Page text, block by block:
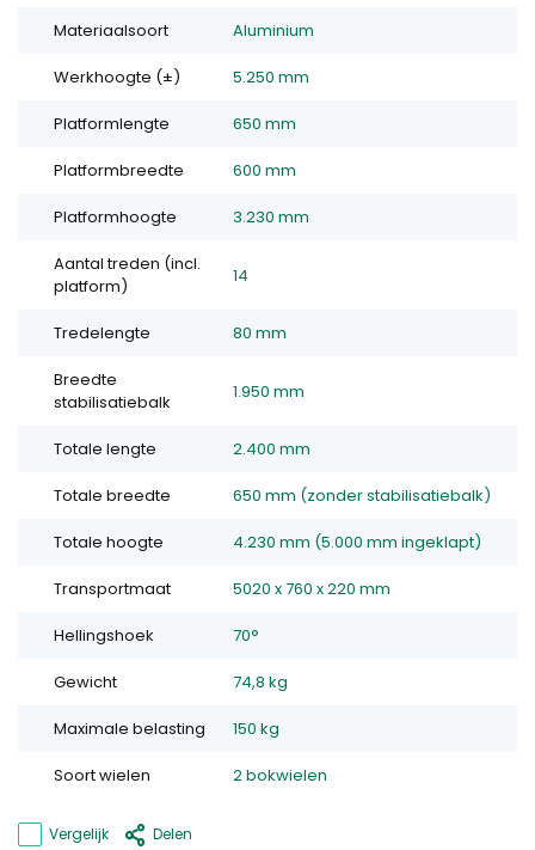
Materiaalsoort Aluminium
Werkhoogte (±) 5.250 mm
Platformlengte 650 mm
Platformbreedte 600 mm
Platformhoogte 3.230 mm
Aantal treden (incl.
platform)
14
Tredelengte 80 mm
Breedte
stabilisatiebalk
1.950 mm
Totale lengte 2.400 mm
Totale breedte 650 mm (zonder stabilisatiebalk)
Totale hoogte 4.230 mm (5.000 mm ingeklapt)
Transportmaat 5020 x 760 x 220 mm
Hellingshoek 70°
Gewicht 74,8 kg
Maximale belasting 150 kg
Soort wielen 2 bokwielen
Vergelijk Delen